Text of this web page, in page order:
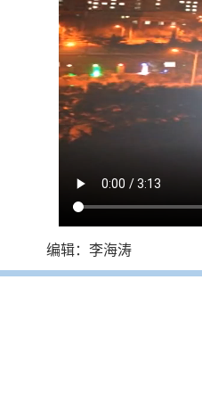
编辑：李海涛